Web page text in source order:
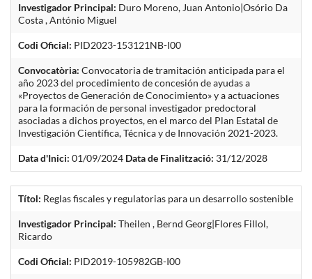
Investigador Principal: Duro Moreno, Juan Antonio|Osório Da
Costa , António Miguel
Codi Oficial: PID2023-153121NB-I00
Convocatòria: Convocatoria de tramitación anticipada para el
año 2023 del procedimiento de concesión de ayudas a
«Proyectos de Generación de Conocimiento» y a actuaciones
para la formación de personal investigador predoctoral
asociadas a dichos proyectos, en el marco del Plan Estatal de
Investigación Científica, Técnica y de Innovación 2021-2023.
Data d'Inici: 01/09/2024 Data de Finalització: 31/12/2028
Títol: Reglas fiscales y regulatorias para un desarrollo sostenible
Investigador Principal: Theilen , Bernd Georg|Flores Fillol,
Ricardo
Codi Oficial: PID2019-105982GB-I00